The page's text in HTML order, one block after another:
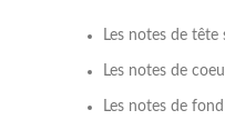
Les notes de
Les notes de
Les notes de